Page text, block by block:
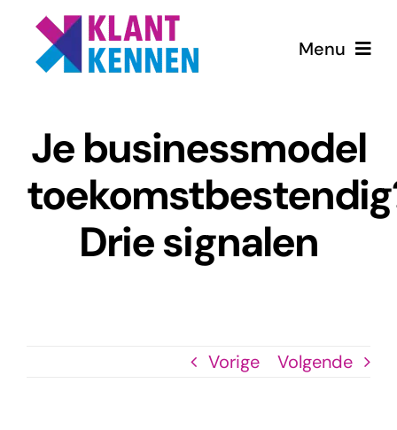
inhoud
Menu
Blog
Je businessmodel
Drie signalen
Vorige Volgende